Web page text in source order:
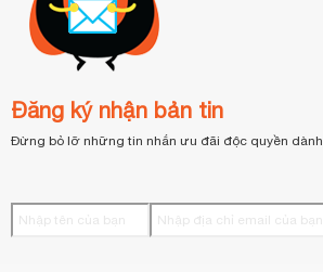
Đăng ký nhận bản tin
Đừng bỏ lỡ những tin nhắn ưu đãi độc quyền